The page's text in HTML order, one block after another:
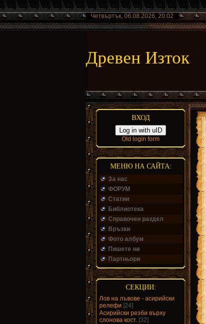
Четвъртък, 06.08.2026, 20:02
Древен Изток
ВХОД
Log in with uID
Old login form
МЕНЮ НА САЙТА:
За нас
ФОРУМ
Статии
Библиотека
Справочен раздел
Връзки
Фото албум
Пишете ни
Партньори
СЕКЦИИ:
Лов на лъвове - асирийски
релефи [24]
Асирийски резби върху
слонова кост. [32]